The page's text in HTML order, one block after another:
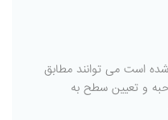
است می توانند مطابق
و تعیین سطح به